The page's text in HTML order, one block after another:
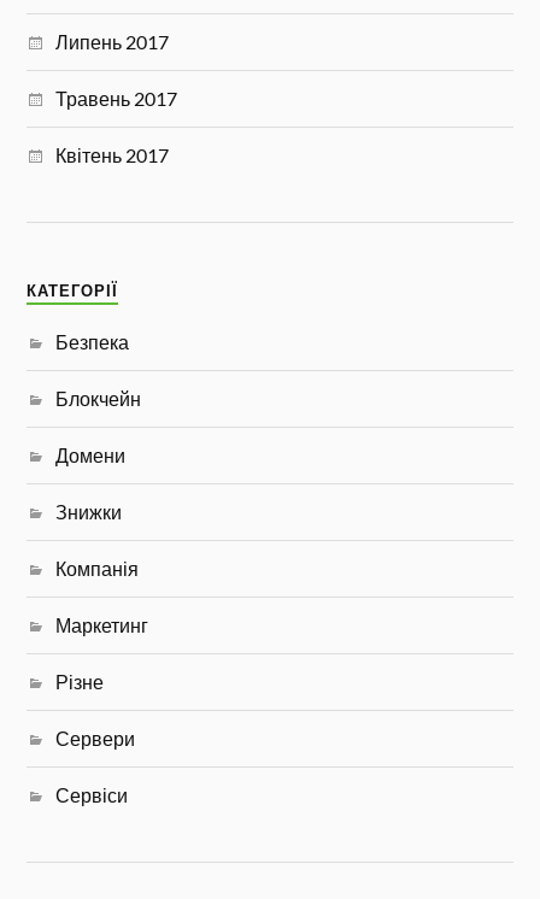
Липень 2017
Травень 2017
Квітень 2017
КАТЕГОРІЇ
Безпека
Блокчейн
Домени
Знижки
Компанія
Маркетинг
Різне
Сервери
Сервіси